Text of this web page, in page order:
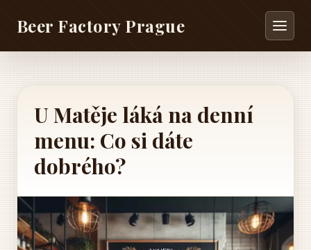
Beer Factory Prague
U Matěje láká na denní
menu: Co si dáte
dobrého?